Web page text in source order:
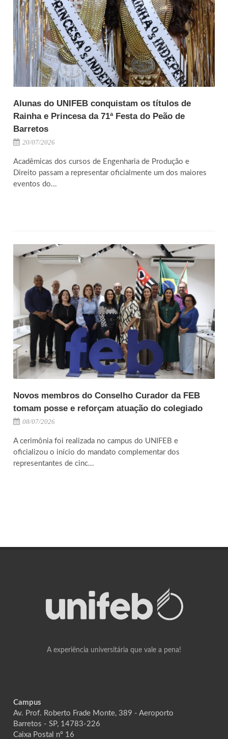
Alunas do UNIFEB conquistam os títulos de
Rainha e Princesa da 71ª Festa do Peão de
Barretos
20/07/2026
Acadêmicas dos cursos de Engenharia de Produção e
Direito passam a representar oficialmente um dos maiores
eventos do...
Novos membros do Conselho Curador da FEB
tomam posse e reforçam atuação do colegiado
08/07/2026
A cerimônia foi realizada no campus do UNIFEB e
oficializou o início do mandato complementar dos
representantes de cinc...
A experiência universitária que vale a pena!
Campus
Av. Prof. Roberto Frade Monte, 389 - Aeroporto
Barretos - SP, 14783-226
Caixa Postal nº 16